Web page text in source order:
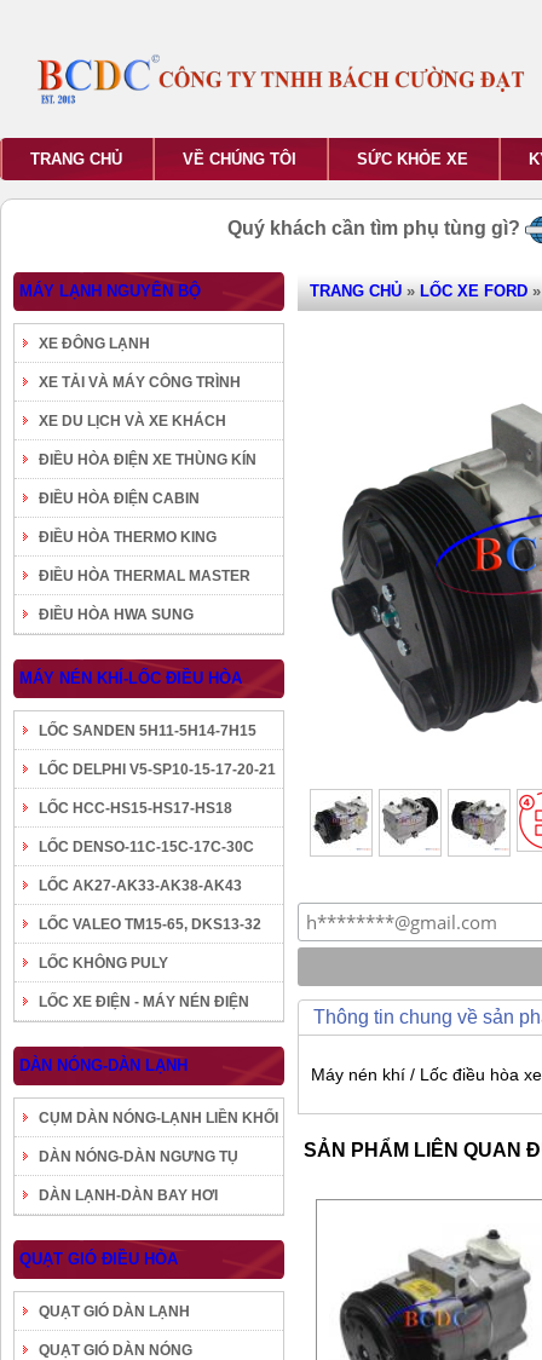
TRANG CHỦ VỀ CHÚNG TÔI SỨC KHỎE XE
Quý khách cần tìm phụ tùng gì?
MÁY LẠNH NGUYÊN BỘ
XE ĐÔNG LẠNH
XE TẢI VÀ MÁY CÔNG TRÌNH
XE DU LỊCH VÀ XE KHÁCH
ĐIỀU HÒA ĐIỆN XE THÙNG KÍN
ĐIỀU HÒA ĐIỆN CABIN
ĐIỀU HÒA THERMO KING
ĐIỀU HÒA THERMAL MASTER
ĐIỀU HÒA HWA SUNG
MÁY NÉN KHÍ-LỐC ĐIỀU HÒA
LỐC SANDEN 5H11-5H14-7H15
LỐC DELPHI V5-SP10-15-17-20-21
LỐC HCC-HS15-HS17-HS18
LỐC DENSO-11C-15C-17C-30C
LỐC AK27-AK33-AK38-AK43
LỐC VALEO TM15-65, DKS13-32
LỐC KHÔNG PULY
LỐC XE ĐIỆN - MÁY NÉN ĐIỆN
DÀN NÓNG-DÀN LẠNH
CỤM DÀN NÓNG-LẠNH LIỀN KHỐI
DÀN NÓNG-DÀN NGƯNG TỤ
DÀN LẠNH-DÀN BAY HƠI
QUẠT GIÓ ĐIỀU HÒA
QUẠT GIÓ DÀN LẠNH
QUẠT GIÓ DÀN NÓNG
TRANG CHỦ » LỐC XE FORD
Thông tin chung về sản
Máy nén khí / Lốc điều hòa
SẢN PHẨM LIÊN QUAN